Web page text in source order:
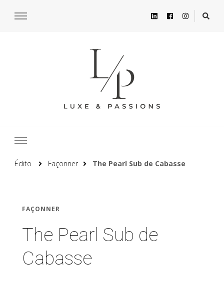
Édito Façonner The Pearl Sub de Cabasse
FAÇONNER
The Pearl Sub de
Cabasse